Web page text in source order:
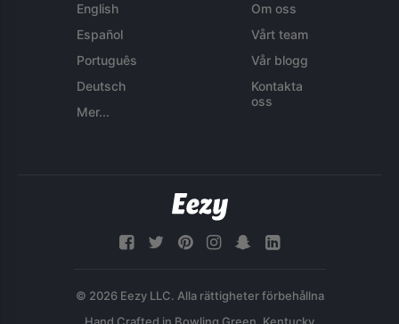
English
Español
Português
Deutsch
Mer...
Om oss
Vårt team
Vår blogg
Kontakta
oss
© 2026 Eezy LLC. Alla rättigheter förbehållna